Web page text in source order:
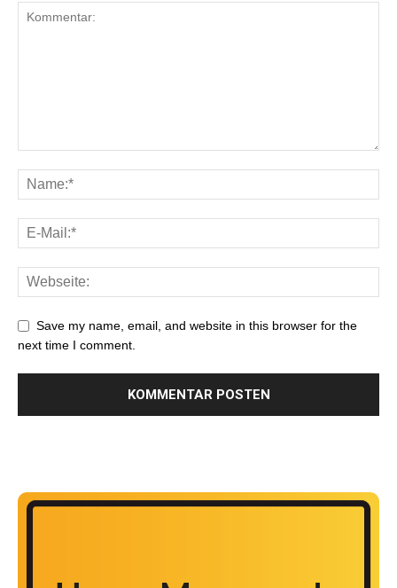
Save my name, email, and website in this browser for the
next time I comment.